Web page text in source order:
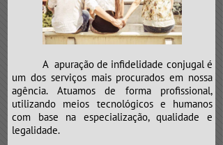
e neste caso não é diferente.
Atenção para o “CLÍNICO GERAL”,
que poderá mandar a sua “vida”
para a “UTI”.
A apuração de infidelidade conjugal é
um dos serviços mais procurados em nossa
agência. Atuamos de forma profissional,
utilizando meios tecnológicos e humanos
com base na especialização, qualidade e
legalidade.